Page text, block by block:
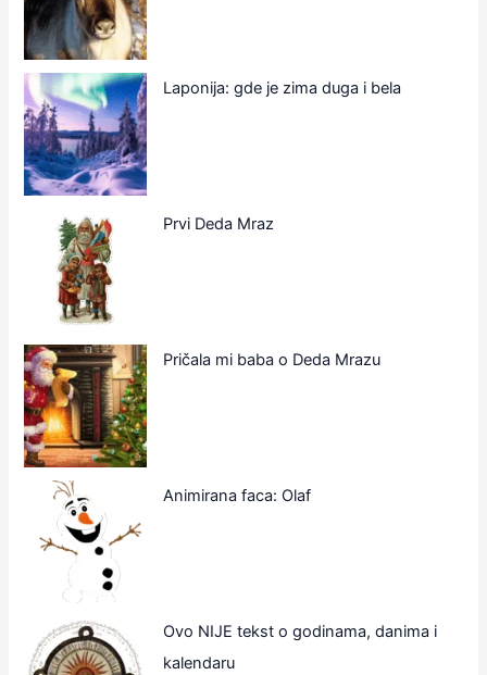
Laponija: gde je zima duga i bela
Prvi Deda Mraz
Pričala mi baba o Deda Mrazu
Animirana faca: Olaf
Ovo NIJE tekst o godinama, danima i
kalendaru